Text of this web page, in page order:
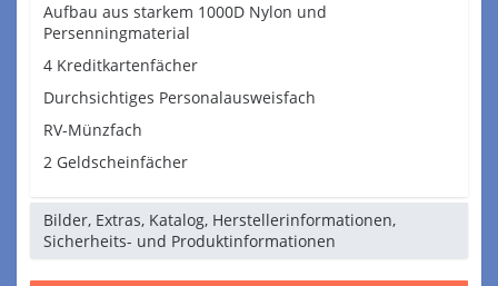
Aufbau aus starkem 1000D Nylon und
Persenningmaterial
4 Kreditkartenfächer
Durchsichtiges Personalausweisfach
RV-Münzfach
2 Geldscheinfächer
Bilder, Extras, Katalog, Herstellerinformationen,
Sicherheits- und Produktinformationen